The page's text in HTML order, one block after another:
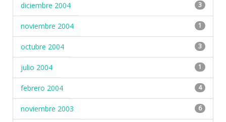
diciembre 2004 3
noviembre 2004 1
octubre 2004 3
julio 2004 1
febrero 2004 4
noviembre 2003 6